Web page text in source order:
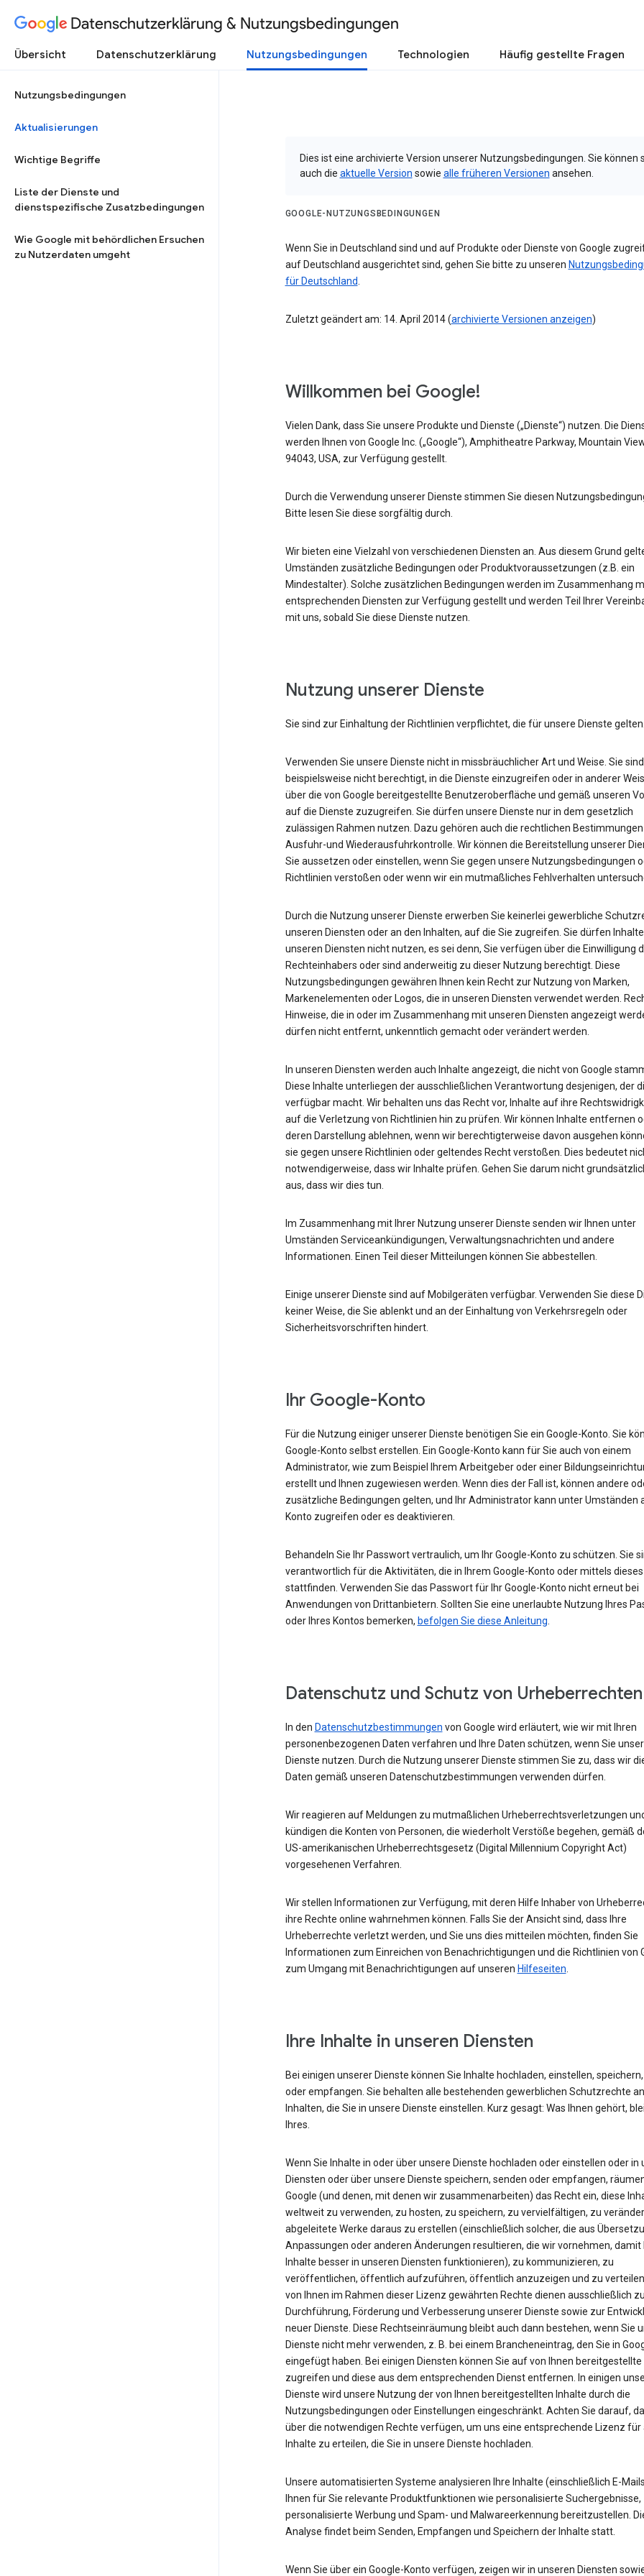
Datenschutzerklärung & Nutzungsbedingungen
Übersicht Datenschutzerklärung Nutzungsbedingungen Technologien Häufig gestellte Fragen
Nutzungsbedingungen
Aktualisierungen
Wichtige Begriffe
Liste der Dienste und
dienstspezifische Zusatzbedingungen
Wie Google mit behördlichen Ersuchen
zu Nutzerdaten umgeht
Dies ist eine archivierte Version unserer Nutzungsbedingungen. Sie können
auch die aktuelle Version sowie alle früheren Versionen ansehen.
GOOGLE-NUTZUNGSBEDINGUNGEN
Wenn Sie in Deutschland sind und auf Produkte oder Dienste von Google
auf Deutschland ausgerichtet sind, gehen Sie bitte zu unseren
für Deutschland.
Zuletzt geändert am: 14. April 2014 (archivierte Versionen anzeigen)
Willkommen bei Google!
Vielen Dank, dass Sie unsere Produkte und Dienste („Dienste“) nutzen. Die
werden Ihnen von Google Inc. („Google“), Amphitheatre Parkway, Mountain
94043, USA, zur Verfügung gestellt.
Durch die Verwendung unserer Dienste stimmen Sie diesen
Bitte lesen Sie diese sorgfältig durch.
Wir bieten eine Vielzahl von verschiedenen Diensten an. Aus diesem Grund
Umständen zusätzliche Bedingungen oder Produktvoraussetzungen (z.B. ein
Mindestalter). Solche zusätzlichen Bedingungen werden im Zusammenhang
entsprechenden Diensten zur Verfügung gestellt und werden Teil Ihrer
mit uns, sobald Sie diese Dienste nutzen.
Nutzung unserer Dienste
Sie sind zur Einhaltung der Richtlinien verpflichtet, die für unsere Dienste gelten.
Verwenden Sie unsere Dienste nicht in missbräuchlicher Art und Weise. Sie sind
beispielsweise nicht berechtigt, in die Dienste einzugreifen oder in anderer
über die von Google bereitgestellte Benutzeroberfläche und gemäß unseren
auf die Dienste zuzugreifen. Sie dürfen unsere Dienste nur in dem gesetzlich
zulässigen Rahmen nutzen. Dazu gehören auch die rechtlichen
Ausfuhr-und Wiederausfuhrkontrolle. Wir können die Bereitstellung unserer
Sie aussetzen oder einstellen, wenn Sie gegen unsere Nutzungsbedingungen
Richtlinien verstoßen oder wenn wir ein mutmaßliches Fehlverhalten
Durch die Nutzung unserer Dienste erwerben Sie keinerlei gewerbliche
unseren Diensten oder an den Inhalten, auf die Sie zugreifen. Sie dürfen
unseren Diensten nicht nutzen, es sei denn, Sie verfügen über die Einwilligung
Rechteinhabers oder sind anderweitig zu dieser Nutzung berechtigt. Diese
Nutzungsbedingungen gewähren Ihnen kein Recht zur Nutzung von Marken,
Markenelementen oder Logos, die in unseren Diensten verwendet werden.
Hinweise, die in oder im Zusammenhang mit unseren Diensten angezeigt
dürfen nicht entfernt, unkenntlich gemacht oder verändert werden.
In unseren Diensten werden auch Inhalte angezeigt, die nicht von Google
Diese Inhalte unterliegen der ausschließlichen Verantwortung desjenigen, der
verfügbar macht. Wir behalten uns das Recht vor, Inhalte auf ihre
auf die Verletzung von Richtlinien hin zu prüfen. Wir können Inhalte entfernen
deren Darstellung ablehnen, wenn wir berechtigterweise davon ausgehen
sie gegen unsere Richtlinien oder geltendes Recht verstoßen. Dies bedeutet
notwendigerweise, dass wir Inhalte prüfen. Gehen Sie darum nicht
aus, dass wir dies tun.
Im Zusammenhang mit Ihrer Nutzung unserer Dienste senden wir Ihnen unter
Umständen Serviceankündigungen, Verwaltungsnachrichten und andere
Informationen. Einen Teil dieser Mitteilungen können Sie abbestellen.
Einige unserer Dienste sind auf Mobilgeräten verfügbar. Verwenden Sie diese
keiner Weise, die Sie ablenkt und an der Einhaltung von Verkehrsregeln oder
Sicherheitsvorschriften hindert.
Ihr Google-Konto
Für die Nutzung einiger unserer Dienste benötigen Sie ein Google-Konto. Sie
Google-Konto selbst erstellen. Ein Google-Konto kann für Sie auch von einem
Administrator, wie zum Beispiel Ihrem Arbeitgeber oder einer
erstellt und Ihnen zugewiesen werden. Wenn dies der Fall ist, können andere
zusätzliche Bedingungen gelten, und Ihr Administrator kann unter Umständen
Konto zugreifen oder es deaktivieren.
Behandeln Sie Ihr Passwort vertraulich, um Ihr Google-Konto zu schützen. Sie
verantwortlich für die Aktivitäten, die in Ihrem Google-Konto oder mittels
stattfinden. Verwenden Sie das Passwort für Ihr Google-Konto nicht erneut bei
Anwendungen von Drittanbietern. Sollten Sie eine unerlaubte Nutzung Ihres
oder Ihres Kontos bemerken, befolgen Sie diese Anleitung.
Datenschutz und Schutz von Urheberrechten
In den Datenschutzbestimmungen von Google wird erläutert, wie wir mit Ihren
personenbezogenen Daten verfahren und Ihre Daten schützen, wenn Sie
Dienste nutzen. Durch die Nutzung unserer Dienste stimmen Sie zu, dass wir
Daten gemäß unseren Datenschutzbestimmungen verwenden dürfen.
Wir reagieren auf Meldungen zu mutmaßlichen Urheberrechtsverletzungen
kündigen die Konten von Personen, die wiederholt Verstöße begehen, gemäß
US-amerikanischen Urheberrechtsgesetz (Digital Millennium Copyright Act)
vorgesehenen Verfahren.
Wir stellen Informationen zur Verfügung, mit deren Hilfe Inhaber von
ihre Rechte online wahrnehmen können. Falls Sie der Ansicht sind, dass Ihre
Urheberrechte verletzt werden, und Sie uns dies mitteilen möchten, finden Sie
Informationen zum Einreichen von Benachrichtigungen und die Richtlinien von
zum Umgang mit Benachrichtigungen auf unseren Hilfeseiten.
Ihre Inhalte in unseren Diensten
Bei einigen unserer Dienste können Sie Inhalte hochladen, einstellen,
oder empfangen. Sie behalten alle bestehenden gewerblichen Schutzrechte
Inhalten, die Sie in unsere Dienste einstellen. Kurz gesagt: Was Ihnen gehört,
Ihres.
Wenn Sie Inhalte in oder über unsere Dienste hochladen oder einstellen oder in
Diensten oder über unsere Dienste speichern, senden oder empfangen,
Google (und denen, mit denen wir zusammenarbeiten) das Recht ein, diese
weltweit zu verwenden, zu hosten, zu speichern, zu vervielfältigen, zu
abgeleitete Werke daraus zu erstellen (einschließlich solcher, die aus
Anpassungen oder anderen Änderungen resultieren, die wir vornehmen, damit
Inhalte besser in unseren Diensten funktionieren), zu kommunizieren, zu
veröffentlichen, öffentlich aufzuführen, öffentlich anzuzeigen und zu
von Ihnen im Rahmen dieser Lizenz gewährten Rechte dienen ausschließlich
Durchführung, Förderung und Verbesserung unserer Dienste sowie zur
neuer Dienste. Diese Rechtseinräumung bleibt auch dann bestehen, wenn Sie
Dienste nicht mehr verwenden, z. B. bei einem Brancheneintrag, den Sie in
eingefügt haben. Bei einigen Diensten können Sie auf von Ihnen bereitgestellte
zugreifen und diese aus dem entsprechenden Dienst entfernen. In einigen
Dienste wird unsere Nutzung der von Ihnen bereitgestellten Inhalte durch die
Nutzungsbedingungen oder Einstellungen eingeschränkt. Achten Sie darauf,
über die notwendigen Rechte verfügen, um uns eine entsprechende Lizenz für
Inhalte zu erteilen, die Sie in unsere Dienste hochladen.
Unsere automatisierten Systeme analysieren Ihre Inhalte (einschließlich E-
Ihnen für Sie relevante Produktfunktionen wie personalisierte Suchergebnisse,
personalisierte Werbung und Spam- und Malwareerkennung bereitzustellen.
Analyse findet beim Senden, Empfangen und Speichern der Inhalte statt.
Wenn Sie über ein Google-Konto verfügen, zeigen wir in unseren Diensten